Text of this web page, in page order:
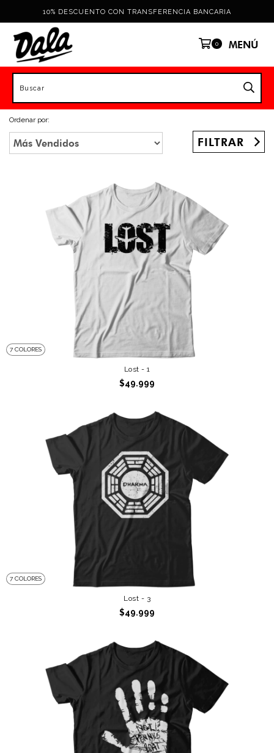
10% DESCUENTO CON TRANSFERENCIA BANCARIA
0 MENÚ
Ordenar por:
FILTRAR
7 COLORES
Lost - 1
$49.999
7 COLORES
Lost - 3
$49.999